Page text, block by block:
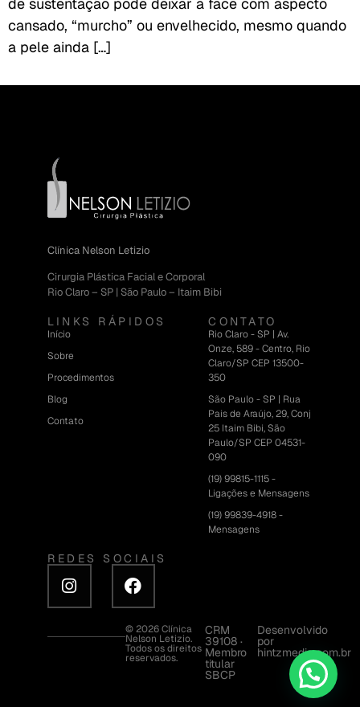
cansado, “murcho” ou envelhecido, mesmo quando
a pele ainda […]
Clínica Nelson Letizio
Cirurgia Plástica Facial e Corporal
Rio Claro – SP | São Paulo – Itaim Bibi
LINKS RÁPIDOS
Início
Sobre
Procedimentos
Blog
Contato
CONTATO
Rio Claro - SP | Av.
Onze, 589 - Centro, Rio
Claro/SP CEP 13500-
350
São Paulo - SP | Rua
Pais de Araújo, 29, Conj
25 Itaim Bibi, São
Paulo/SP CEP 04531-
090
(19) 99815-1115 -
Ligações e Mensagens
(19) 99839-4918 -
Mensagens
REDES SOCIAIS
© 2026 Clínica
Nelson Letizio.
Todos os direitos
reservados.
CRM
39108 ·
Membro
titular
SBCP
Desenvolvido
por
hintzmedia.com.br